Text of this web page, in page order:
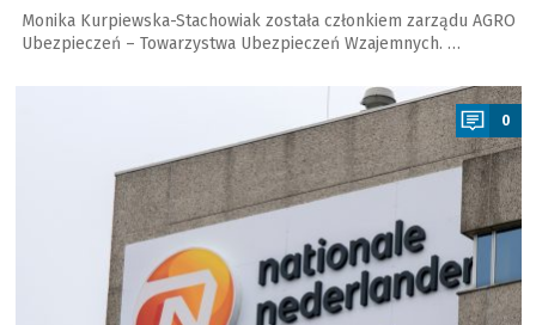
Monika Kurpiewska-Stachowiak została członkiem zarządu AGRO
Ubezpieczeń – Towarzystwa Ubezpieczeń Wzajemnych. …
0